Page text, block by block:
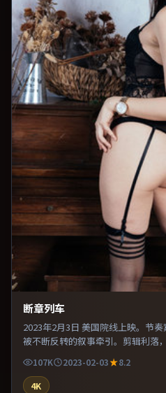
断章列车
2023年2月3日 美国院线上映。节
被不断反转的叙事牵引。剪辑利落
推理的观众。适合喜欢现实主义题
107K 2023-02-03
8.2
4K